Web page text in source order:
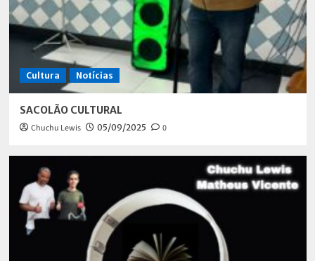
Cultura Notícias
SACOLÃO CULTURAL
Chuchu Lewis 05/09/2025 0